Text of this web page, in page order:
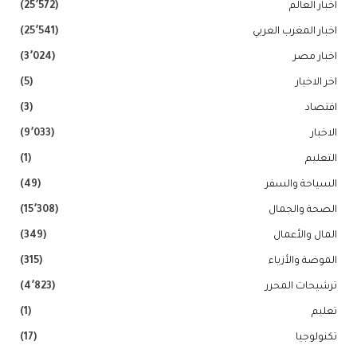
اخبار العالم (25٬572)
اخبار المغرب العربي (25٬541)
اخبار مصر (3٬024)
اخر الاخبار (5)
اقتصاد (3)
الاخبار (9٬033)
التعليم (1)
السياحة والسفر (49)
الصحة والجمال (15٬308)
المال والأعمال (349)
الموضة والأزياء (315)
ترشيحات المحرر (4٬823)
تعليم (1)
تكنولوجيا (17)